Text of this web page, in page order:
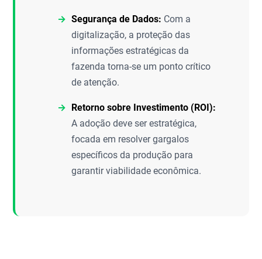
Segurança de Dados: Com a
digitalização, a proteção das
informações estratégicas da
fazenda torna-se um ponto crítico
de atenção.
Retorno sobre Investimento (ROI):
A adoção deve ser estratégica,
focada em resolver gargalos
específicos da produção para
garantir viabilidade econômica.